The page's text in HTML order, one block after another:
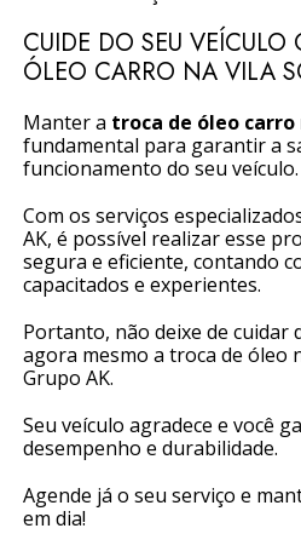
CUIDE DO SEU
ÓLEO CARRO NA VILA
Manter a troca de óleo carro
fundamental para garantir a
funcionamento do seu veículo.
Com os serviços
AK, é possível realizar esse
segura e eficiente, contando
capacitados e experientes.
Portanto, não deixe de cuidar
agora mesmo a troca de óleo
Grupo AK.
Seu veículo agradece e você
desempenho e durabilidade.
Agende já o seu serviço e
em dia!